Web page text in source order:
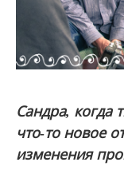
Сандра, когда
что-то новое
изменения